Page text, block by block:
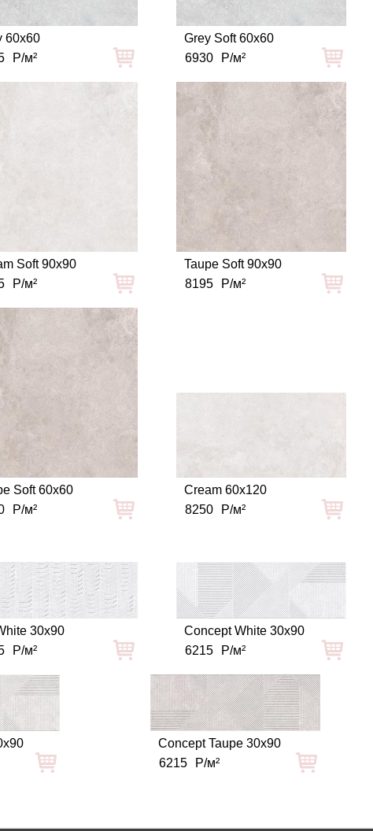
60x60
Р/м²
Grey Soft 60x60
6930
Р/м²
Soft 90x90
Р/м²
Taupe Soft 90x90
8195
Р/м²
Soft 60x60
Р/м²
Cream 60x120
8250
Р/м²
30x90
Р/м²
Concept White 30x90
6215
Р/м²
Concept Taupe 30x90
6215
Р/м²